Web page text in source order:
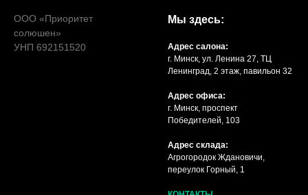
ООО «Приоритет
солюшен»
УНП 692151520
Мы здесь:
Адрес салона:
г. Минск, ул. Ленина 27, ТЦ
Ленинград, 2 этаж, павильон 32
Адрес офиса:
г. Минск, проспект
Победителей, 103
Адрес склада:
Агрогородок Ждановичи,
переулок Горный, 1